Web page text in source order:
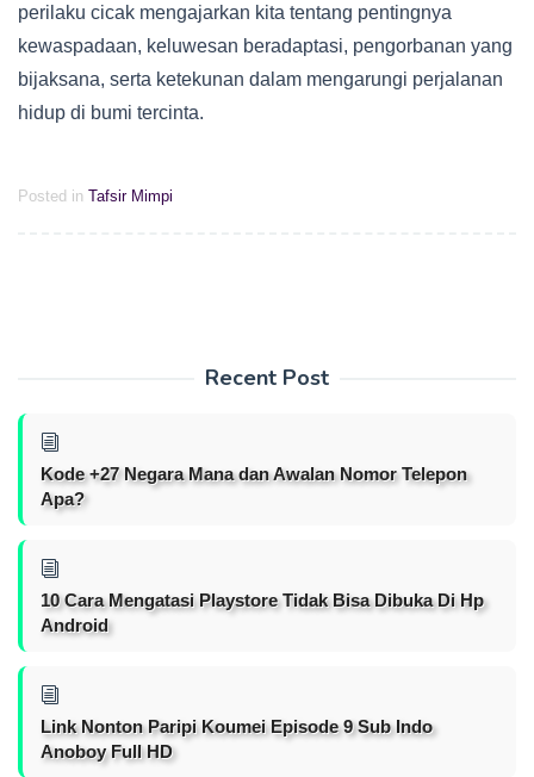
perilaku cicak mengajarkan kita tentang pentingnya
kewaspadaan, keluwesan beradaptasi, pengorbanan yang
bijaksana, serta ketekunan dalam mengarungi perjalanan
hidup di bumi tercinta.
Posted in Tafsir Mimpi
Recent Post
Kode +27 Negara Mana dan Awalan Nomor Telepon
Apa?
10 Cara Mengatasi Playstore Tidak Bisa Dibuka Di Hp
Android
Link Nonton Paripi Koumei Episode 9 Sub Indo
Anoboy Full HD